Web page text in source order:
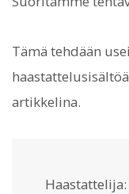
Tämä tehdään
artikkelina.